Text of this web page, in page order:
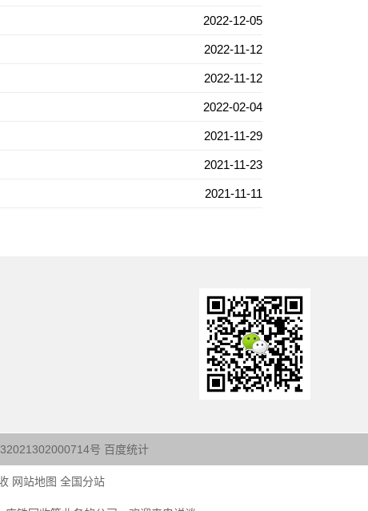
2022-12-05
2022-11-12
2022-11-12
2022-02-04
2021-11-29
2021-11-23
2021-11-11
号 百度统计
网站地图 全国分站